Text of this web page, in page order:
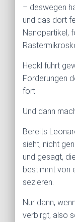
– deswegen
und das dort
Nanopartikel,
Heckl führt
Forderungen
fort.
Und dann
Bereits
sieht, nicht
und gesagt,
bestimmt von
sezieren.
Nur dann,
verbirgt, also